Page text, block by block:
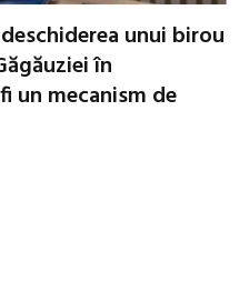
unui birou
în
un mecanism de